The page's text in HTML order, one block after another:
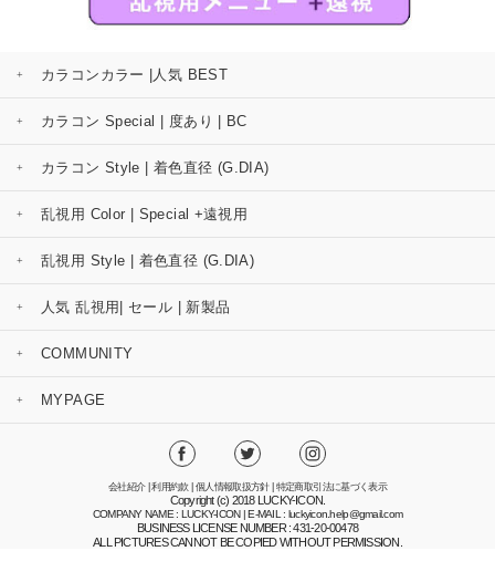
カラコンカラー |人気 BEST
カラコン Special | 度あり | BC
カラコン Style | 着色直径 (G.DIA)
乱視用 Color | Special +遠視用
乱視用 Style | 着色直径 (G.DIA)
人気 乱視用| セール | 新製品
COMMUNITY
MYPAGE
会社紹介|利用約款| 個人情報取扱方針| 特定商取引法に基づく表示
Copyright (c) 2018 LUCKY-ICON.
COMPANY NAME : LUCKY-ICON | E-MAIL : luckyicon.help@gmail.com
BUSINESS LICENSE NUMBER : 431-20-00478
ALL PICTURES CANNOT BE COPIED WITHOUT PERMISSION.